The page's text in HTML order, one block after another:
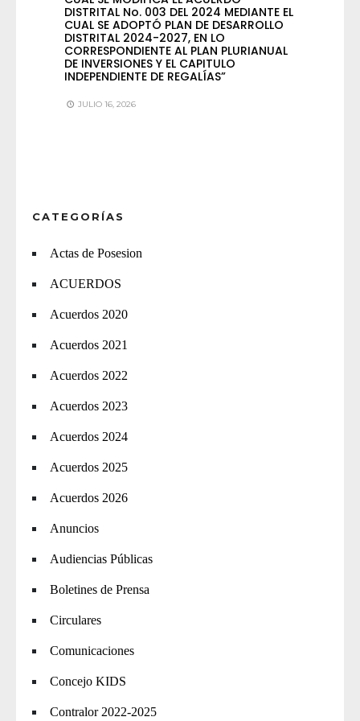
DISTRITAL No. 003 DEL 2024 MEDIANTE EL
CUAL SE ADOPTÓ PLAN DE DESARROLLO
DISTRITAL 2024-2027, EN LO
CORRESPONDIENTE AL PLAN PLURIANUAL
DE INVERSIONES Y EL CAPITULO
INDEPENDIENTE DE REGALÍAS”
JULIO 16, 2026
CATEGORÍAS
Actas de Posesion
ACUERDOS
Acuerdos 2020
Acuerdos 2021
Acuerdos 2022
Acuerdos 2023
Acuerdos 2024
Acuerdos 2025
Acuerdos 2026
Anuncios
Audiencias Públicas
Boletines de Prensa
Circulares
Comunicaciones
Concejo KIDS
Contralor 2022-2025